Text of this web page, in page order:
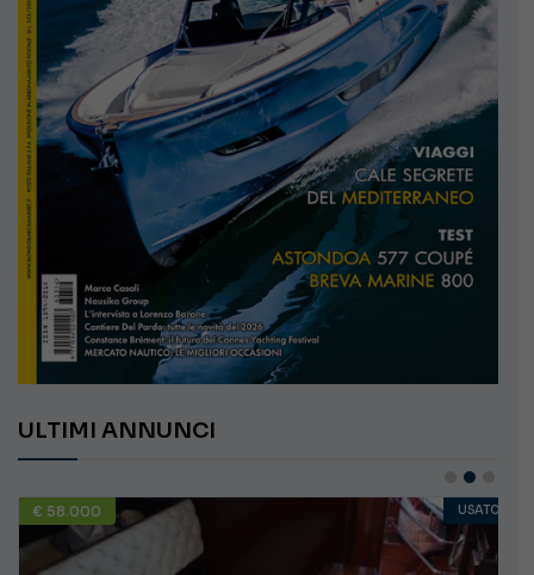
ULTIMI ANNUNCI
€ 58.000 USATO